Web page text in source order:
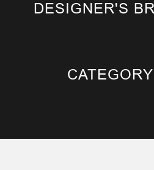
DESIGNER'S
CATEGORY